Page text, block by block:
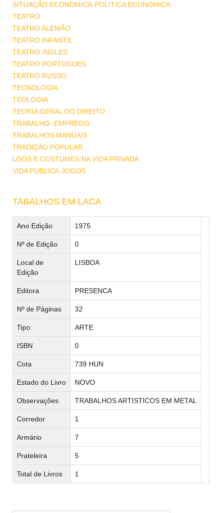
SITUAÇÃO ECONOMICA-POLITICA ECONOMICA
TEATRO
TEATRO ALEMÃO
TEATRO INFANTIL
TEATRO INGLES
TEATRO PORTUGUES
TEATRO RUSSO
TECNOLOGIA
TEOLOGIA
TEORIA GERAL DO DIREITO
TRABALHO- EMPREGO
TRABALHOS MANUAIS
TRADIÇÃO POPULAR
USOS E COSTUMES NA VIDA PRIVADA
VIDA PUBLICA-JOGOS
TABALHOS EM LACA
Ano Edição 1975
Nº de Edição 0
Local de
Edição
LISBOA
Editora PRESENCA
Nº de Páginas 32
Tipo ARTE
ISBN 0
Cota 739 HUN
Estado do Livro NOVO
Observações TRABALHOS ARTISTICOS EM METAL
Corredor 1
Armário 7
Prateleira 5
Total de Livros 1